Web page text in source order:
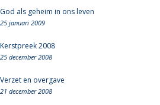
God als geheim in ons leven
25 januari 2009
Kerstpreek 2008
25 december 2008
Verzet en overgave
21 december 2008